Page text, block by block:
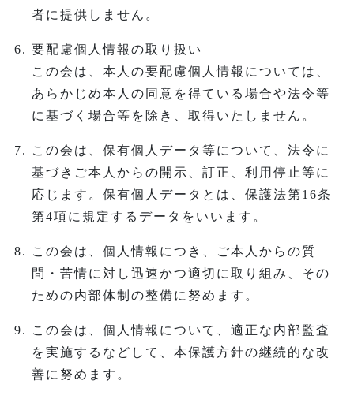
者に提供しません。
要配慮個人情報の取り扱い
この会は、本人の要配慮個人情報については、
あらかじめ本人の同意を得ている場合や法令等
に基づく場合等を除き、取得いたしません。
この会は、保有個人データ等について、法令に
基づきご本人からの開示、訂正、利用停止等に
応じます。保有個人データとは、保護法第16条
第4項に規定するデータをいいます。
この会は、個人情報につき、ご本人からの質
問・苦情に対し迅速かつ適切に取り組み、その
ための内部体制の整備に努めます。
この会は、個人情報について、適正な内部監査
を実施するなどして、本保護方針の継続的な改
善に努めます。